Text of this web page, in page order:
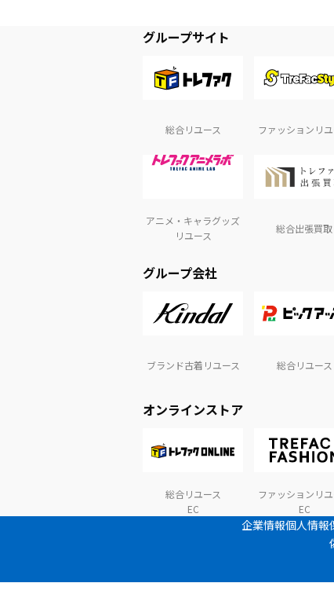
グループサイト
総合リユース ファッションリユ
アニメ・キャラグッズ
リユース
総合出張買取
グループ会社
ブランド古着リユース 総合リユース
オンラインストア
総合リユース
EC
ファッションリユ
EC
企業情報個人情報